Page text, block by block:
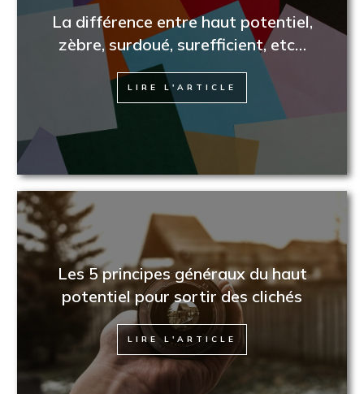
La différence entre haut potentiel,
zèbre, surdoué, surefficient, etc…
LIRE L'ARTICLE
Les 5 principes généraux du haut
potentiel pour sortir des clichés
LIRE L'ARTICLE